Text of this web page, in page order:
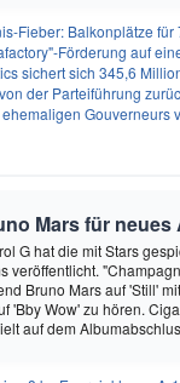
Fieber: Balkonplätze für
Förderung auf
345,6 Millionen Dollar in einer
der Parteiführung
von Mexiko hebt die
Mars für
G hat die mit Stars
veröffentlicht.
Bruno Mars auf 'Still'
'Bby Wow' zu hören.
auf dem